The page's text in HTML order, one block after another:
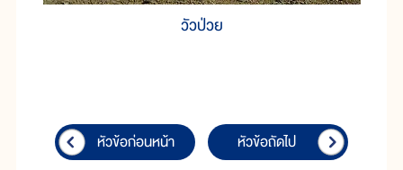
วัวป่วย
หัวข้อก่อนหน้า หัวข้อถัดไป